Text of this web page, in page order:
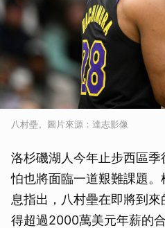
八村壘。圖片來源：達志影像
洛杉磯湖人今年止步西區
怕也將面臨一道艱難課題
息指出，八村壘在即將到
得超過2000萬美元年薪的